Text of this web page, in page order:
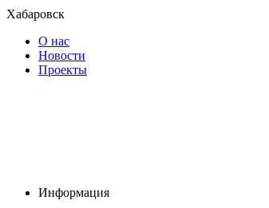
Хабаровск
О нас
Новости
Проекты
Информация